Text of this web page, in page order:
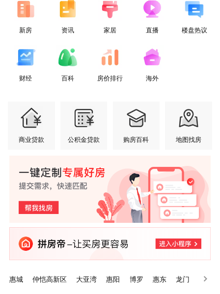
新房 资讯 家居 直播 楼盘热议
财经 百科 房价排行 海外
商业贷款 公积金贷款 购房百科 地图找房
惠城 仲恺高新区 大亚湾 惠阳 博罗 惠东 龙门